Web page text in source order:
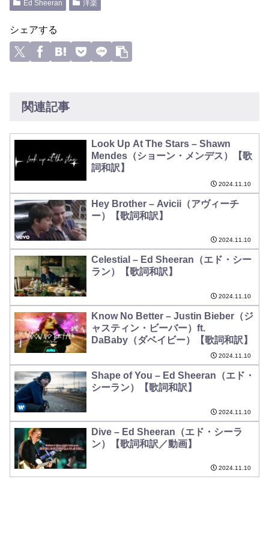
Ed Sheeran 洋楽
シェアする
関連記事
Look Up At The Stars – Shawn
Mendes（ショーン・メンデス）【歌
詞和訳】
2024.11.10
Hey Brother – Avicii（アヴィーチ
ー）【歌詞和訳】
2024.11.10
Celestial – Ed Sheeran（エド・シー
ラン）【歌詞和訳】
2024.11.10
Know No Better – Justin Bieber（ジ
ャスティン・ビーバー）ft.
DaBaby（ダベイビー）【歌詞和訳】
2024.11.10
Shape of You – Ed Sheeran（エド・
シーラン）【歌詞和訳】
2024.11.10
Dive – Ed Sheeran（エド・シーラ
ン）【歌詞和訳／動画】
2024.11.10